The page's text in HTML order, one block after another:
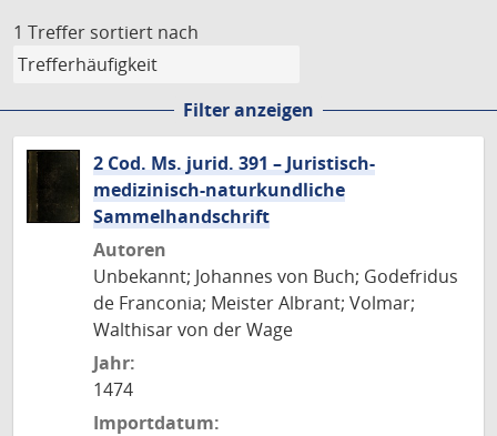
1 Treffer sortiert nach
Filter anzeigen
2 Cod. Ms. jurid. 391 – Juristisch-
medizinisch-naturkundliche
Sammelhandschrift
Autoren
Unbekannt; Johannes von Buch; Godefridus
de Franconia; Meister Albrant; Volmar;
Walthisar von der Wage
Jahr:
1474
Importdatum: